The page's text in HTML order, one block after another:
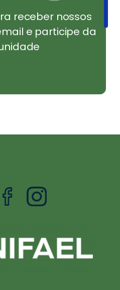
receber nossos
e participe da